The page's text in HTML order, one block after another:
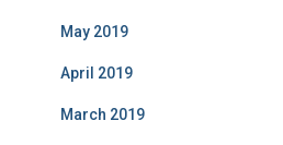
May 2019
April 2019
March 2019